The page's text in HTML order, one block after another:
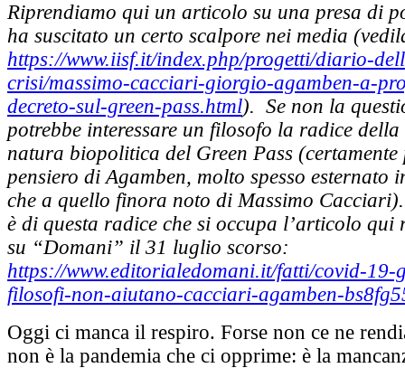
Riprendiamo qui un articolo su una presa di
ha suscitato un certo scalpore nei media
https://www.iisf.it/index.php/progetti/diario-
crisi/massimo-cacciari-giorgio-agamben-a-
decreto-sul-green-pass.html). Se non la
potrebbe interessare un filosofo la radice della
natura biopolitica del Green Pass
pensiero di Agamben, molto spesso esternato
che a quello finora noto di Massimo
è di questa radice che si occupa l’articolo qui
su “Domani” il 31 luglio scorso:
https://www.editorialedomani.it/fatti/covid-19-
filosofi-non-aiutano-cacciari-agamben-
Oggi ci manca il respiro. Forse non ce ne
non è la pandemia che ci opprime: è la